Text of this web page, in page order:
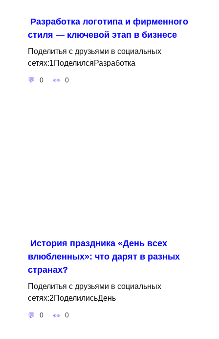
Разработка логотипа и фирменного
стиля — ключевой этап в бизнесе
Поделитья с друзьями в социальных
сетях:1ПоделилсяРазработка
0 0
История праздника «День всех
влюбленных»: что дарят в разных
странах?
Поделитья с друзьями в социальных
сетях:2ПоделилисьДень
0 0